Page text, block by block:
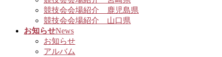
競技会会場紹介 鹿児島県
競技会会場紹介 山口県
お知らせNews
お知らせ
アルバム